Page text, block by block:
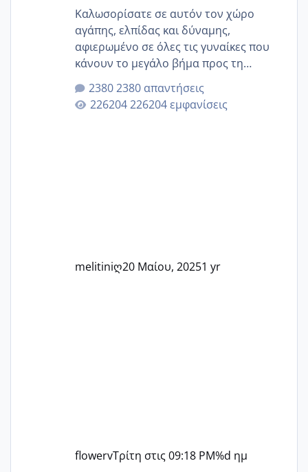
Καλωσορίσατε σε αυτόν τον χώρο
αγάπης, ελπίδας και δύναμης,
αφιερωμένο σε όλες τις γυναίκες που
κάνουν το μεγάλο βήμα προς τη
μητρότητα μέσω εξωσωματικής το 2025.
Εδώ θα μοιραστούμε αγωνίες, χαρές,
εμπειρίες και κάθε μικρή ή μεγάλη
2380 απαντήσεις
226204 εμφανίσεις
melitiniღ20 Μαίου, 20251 yr
flowervΤρίτη στις 09:18 PM%d ημ